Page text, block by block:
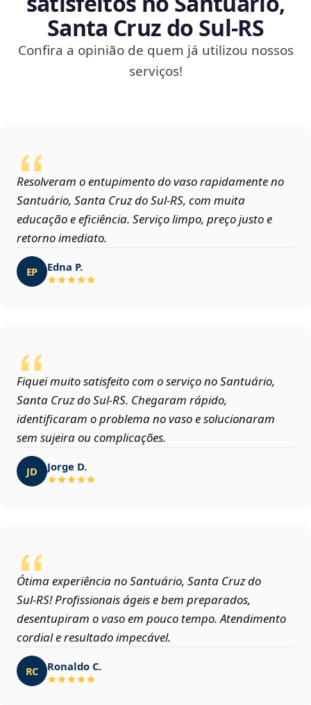
Santa Cruz do Sul‑RS
Confira a opinião de quem já utilizou nossos
serviços!
Resolveram o entupimento do vaso rapidamente no
Santuário, Santa Cruz do Sul‑RS, com muita
educação e eficiência. Serviço limpo, preço justo e
retorno imediato.
EP Edna P.
Fiquei muito satisfeito com o serviço no Santuário,
Santa Cruz do Sul‑RS. Chegaram rápido,
identificaram o problema no vaso e solucionaram
sem sujeira ou complicações.
JD Jorge D.
Ótima experiência no Santuário, Santa Cruz do
Sul‑RS! Profissionais ágeis e bem preparados,
desentupiram o vaso em pouco tempo. Atendimento
cordial e resultado impecável.
RC Ronaldo C.